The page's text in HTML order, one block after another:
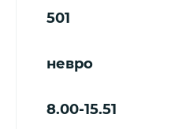
501
невро
8.00-15.51